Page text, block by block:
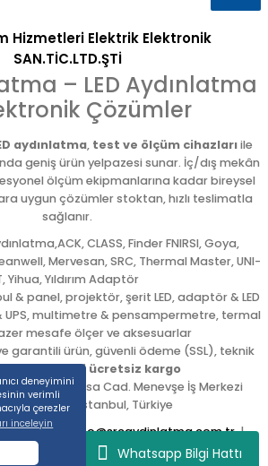
deneyimini
verimli
çerezler
inceleyin
Whatsapp Bilgi Hattı
Hizmetleri Elektrik Elektronik
SAN.TİC.LTD.ŞTİ
– LED Aydınlatma
Çözümler
aydınlatma, test ve ölçüm cihazlarıile
geniş ürün yelpazesi sunar. İç/dış mekân
ölçüm ekipmanlarına kadar bireysel
uygun çözümler stoktan, hızlı teslimatla
sağlanır.
CLASS, Finder FNIRSI, Goya,
Mervesan, SRC, Thermal Master, UNI-
Yihua, Yıldırım Adaptör
& panel, projektör, şerit LED, adaptör & LED
UPS, multimetre & pensampermetre, termal
mesafe ölçer ve aksesuarlar
garantili ürün, güvenli ödeme (SSL), teknik
5.000 TL üzeri ücretsiz kargo
Mah. Okçumusa Cad. Menevşe İş Merkezi
,Beyoğlu/ İstanbul, Türkiye
E-posta: info@srcaydinlatma.com.tr|